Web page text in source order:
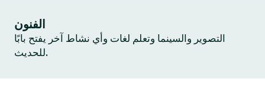
الفنون
التصوير والسينما وتعلم لغات وأي نشاط آخر يفتح بابًا
للحديث.